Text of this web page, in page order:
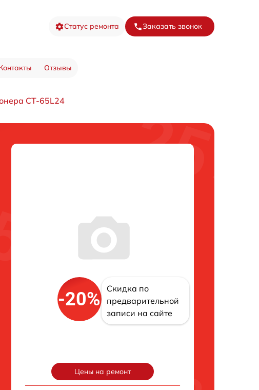
Статус ремонта Заказать звонок
Отзывы
CT-65L24
-20%
Скидка по
предварительной
записи на сайте
Цены на ремонт